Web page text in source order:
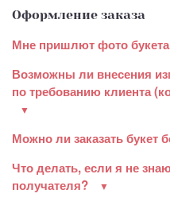
Оформление заказа
Мне пришлют фото
Возможны ли внесения
по требованию клиента
Можно ли заказать букет
Что делать, если я не
получателя?